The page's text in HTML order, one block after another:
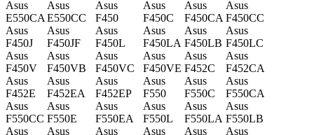
Asus
E550CA
Asus
E550CC
Asus
F450
Asus
F450C
Asus
F450CA
Asus
F450CC
Asus
F450J
Asus
F450JF
Asus
F450L
Asus
F450LA
Asus
F450LB
Asus
F450LC
Asus
F450V
Asus
F450VB
Asus
F450VC
Asus
F450VE
Asus
F452C
Asus
F452CA
Asus
F452E
Asus
F452EA
Asus
F452EP
Asus
F550
Asus
F550C
Asus
F550CA
Asus
F550CC
Asus
F550E
Asus
F550EA
Asus
F550L
Asus
F550LA
Asus
F550LB
Asus
Asus
Asus
Asus
Asus
Asus